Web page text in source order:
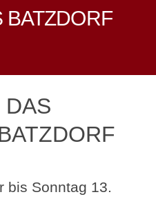
BATZDORF
bis Sonntag 13.